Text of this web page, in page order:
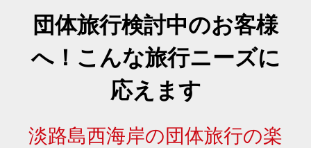
団体旅行検討中のお客様
へ！こんな旅行ニーズに
応えます
淡路島西海岸の団体旅行の楽